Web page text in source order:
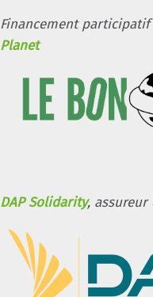
Financement
Planet
DAP Solidarity, assureur